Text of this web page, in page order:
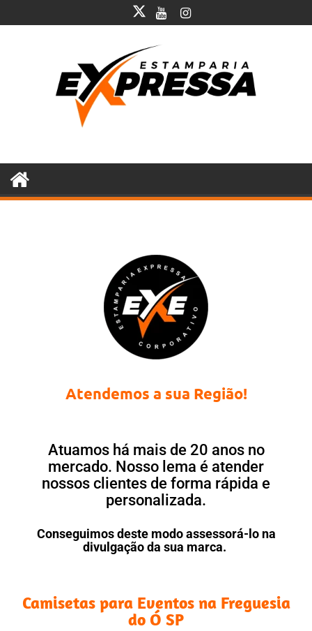
Atendemos a sua Região!
Atuamos há mais de 20 anos no
mercado. Nosso lema é atender
nossos clientes de forma rápida e
personalizada.
Conseguimos deste modo assessorá-lo na
divulgação da sua marca.
Camisetas para Eventos na Freguesia
do Ó SP